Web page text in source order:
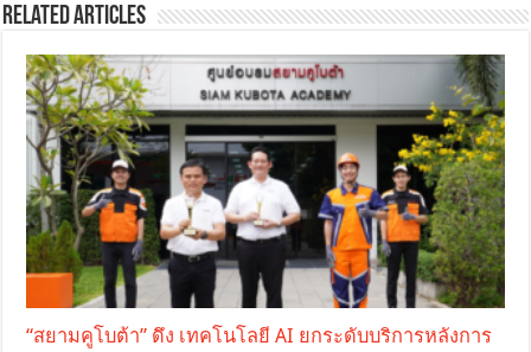
Related Articles
“สยามคูโบต้า” ดึง เทคโนโลยี AI ยกระดับบริการหลังการ